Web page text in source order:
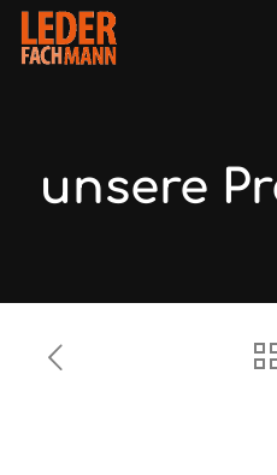
unsere